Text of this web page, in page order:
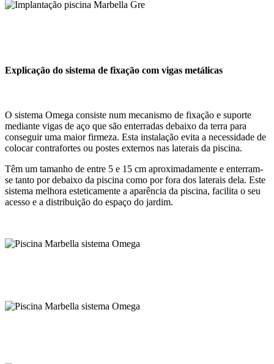
Explicação do sistema de fixação com vigas metálicas
O sistema Omega consiste num mecanismo de fixação e suporte
mediante vigas de aço que são enterradas debaixo da terra para
conseguir uma maior firmeza. Esta instalação evita a necessidade de
colocar contrafortes ou postes externos nas laterais da piscina.
Têm um tamanho de entre 5 e 15 cm aproximadamente e enterram-
se tanto por debaixo da piscina como por fora dos laterais dela. Este
sistema melhora esteticamente a aparência da piscina, facilita o seu
acesso e a distribuição do espaço do jardim.